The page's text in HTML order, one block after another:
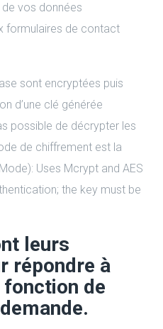
vos données
formulaires de contact
sont encryptées puis
d’une clé générée
possible de décrypter les
de chiffrement est la
Uses Mcrypt and AES
the key must be
leurs
répondre à
de